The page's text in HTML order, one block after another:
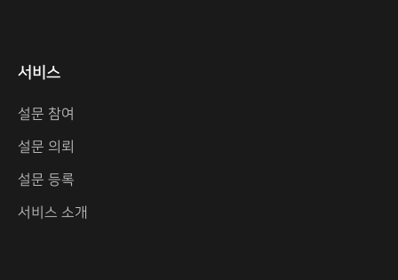
서비스
설문 참여
설문 의뢰
설문 등록
서비스 소개